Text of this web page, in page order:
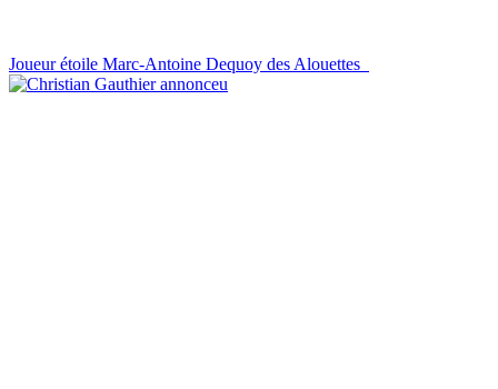
Joueur étoile Marc-Antoine Dequoy des Alouettes